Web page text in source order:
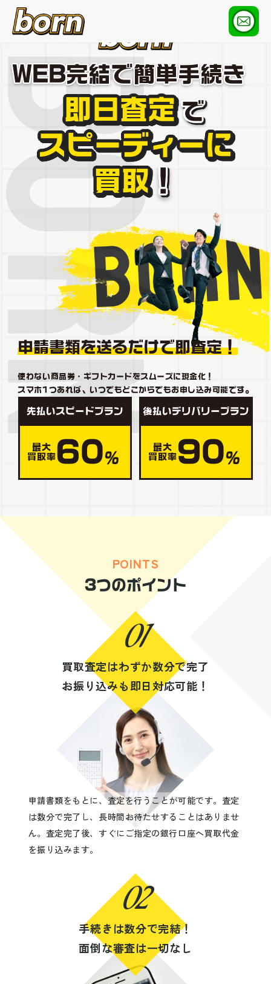
WEB完結で簡単手続き
即日査定 で
スピーディーに
買取！
申請書類を送るだけで即査定！
使わない商品券・ギフトカードをスムーズに現金化！
スマホ1つあれば、いつでもどこからでもお申し込み可能です。
先払いスピードプラン
最大
買取率60％
後払いデリバリープラン
最大
買取率90％
POINTS
3つのポイント
01
買取査定はわずか数分で完了
お振り込みも即日対応可能！
申請書類をもとに、査定を行うことが可能です。査定
は数分で完了し、長時間お待たせすることはありませ
ん。査定完了後、すぐにご指定の銀行口座へ買取代金
を振り込みます。
02
手続きは数分で完結！
面倒な審査は一切なし